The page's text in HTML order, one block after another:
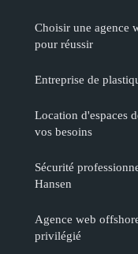
Choisir une agence
pour réussir
Entreprise de
Location d'espaces
vos besoins
Sécurité
Hansen
Agence web
privilégié